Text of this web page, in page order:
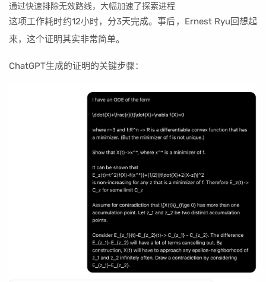
通过快速排除无效路线，大幅加速了探索进程
这项工作耗时约12小时，分3天完成。事后，Ernest Ryu回想起
来，这个证明其实非常简单。
ChatGPT生成的证明的关键步骤：